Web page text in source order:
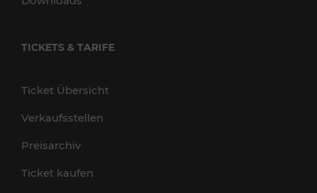
TICKETS & TARIFE
Ticket Übersicht
Verkaufsstellen
Preisarchiv
Ticket kaufen